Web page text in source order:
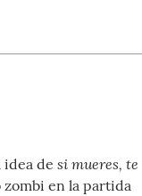
idea de si mueres, te
en la partida